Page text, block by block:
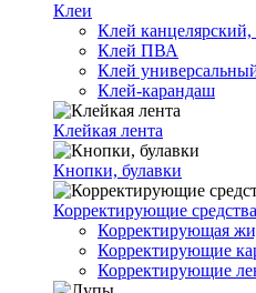
Клеи
Клей
Клей ПВА
Клей
Клей-карандаш
Клейкая лента
Кнопки, булавки
Корректирующие средства
Корректирующая
Корректирующие
Корректирующие